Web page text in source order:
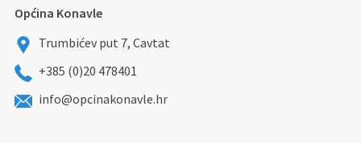
Općina Konavle
Trumbićev put 7, Cavtat
+385 (0)20 478401
info@opcinakonavle.hr